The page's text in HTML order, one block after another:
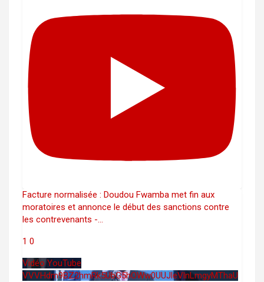
Facture normalisée : Doudou Fwamba met fin aux
moratoires et annonce le début des sanctions contre
les contrevenants -...
1 0
Vidéo YouTube
VVVHdm9BZ2hmRk5UbG5hOWw0UUJleVlnLmgyMThaU